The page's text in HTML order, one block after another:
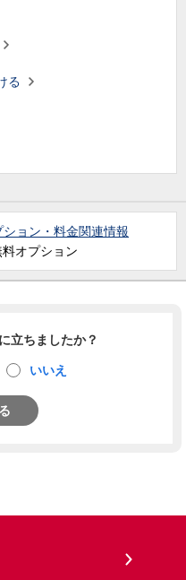
る
ション・料金関連情報
オプション
立ちましたか？
いいえ